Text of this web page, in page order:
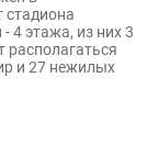
стадиона
4 этажа, из них 3
и 27 нежилых